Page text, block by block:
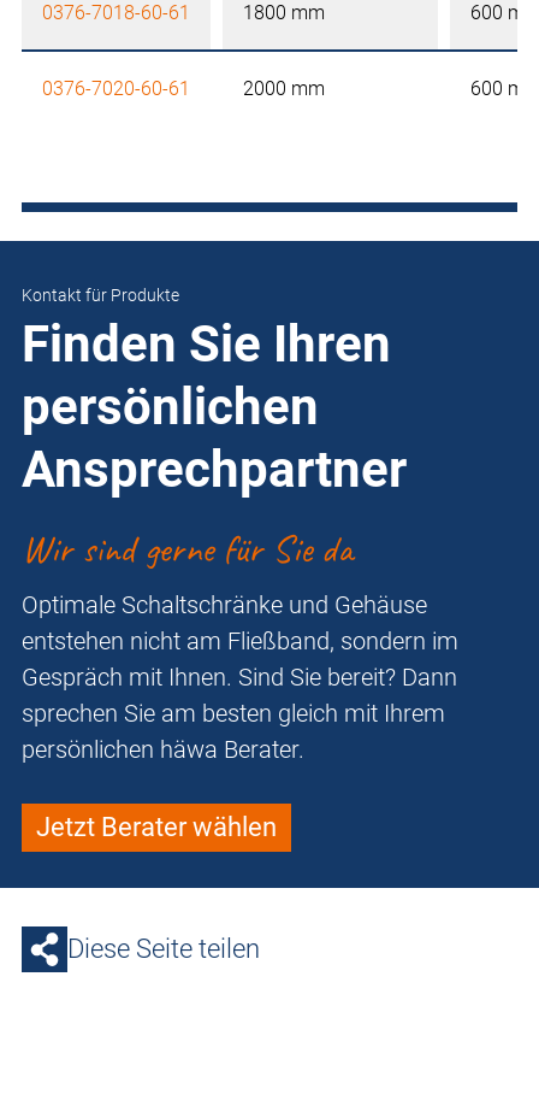
0376-7018-60-61 1800 mm 600
0376-7020-60-61 2000 mm 600
Kontakt für Produkte
Finden Sie Ihren
persönlichen
Ansprechpartner
Wir sind gerne für Sie da
Optimale Schaltschränke und Gehäuse
entstehen nicht am Fließband, sondern im
Gespräch mit Ihnen. Sind Sie bereit? Dann
sprechen Sie am besten gleich mit Ihrem
persönlichen häwa Berater.
Jetzt Berater wählen
Diese Seite teilen